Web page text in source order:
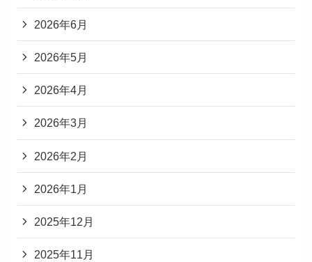
2026年6月
2026年5月
2026年4月
2026年3月
2026年2月
2026年1月
2025年12月
2025年11月